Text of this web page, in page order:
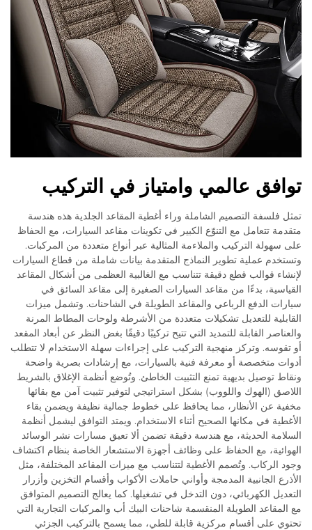
توافق عالمي وامتياز في التركيب
تمثل فلسفة التصميم الشاملة وراء أغطية المقاعد الجلدية هذه هندسة
متقدمة تتعامل مع التنوّع الكبير في تكوينات مقاعد السيارات، مع الحفاظ
على سهولة التركيب والملاءمة المثالية عبر أنواع متعددة من المركبات.
وتستخدم عملية تطوير النماذج المتقدمة بيانات شاملة من قطاع السيارات
لإنشاء قوالب قطع دقيقة تتناسب مع الغالبية العظمى من أشكال المقاعد
القياسية، بدءًا من مقاعد السيارات الصغيرة إلى مقاعد السائق في
سيارات الدفع الرباعي والمقاعد الطويلة في الشاحنات. وتشمل ميزات
القابلية للتعديل تشكيلات متعددة من الأشرطة ولوحات المطاط المرنة
والعناصر القابلة للتمديد التي تتيح تركيبًا دقيقًا بغض النظر عن أبعاد المقعد
أو تقوسه. وتركز منهجية التركيب على إجراءات سهلة الاستخدام لا تتطلب
أدوات متخصصة أو معرفة فنية بالسيارات، مع إرشادات بصرية واضحة
ونقاط توصيل بديهية تمنع التثبيت الخاطئ. وتُوضع أنظمة الإغلاق بالشريط
اللاصق (الهوك واللووب) بشكل استراتيجي لتوفير تثبيت آمن مع بقائها
مخفية عن الأنظار، مما يحافظ على خطوط جمالية نظيفة ويضمن بقاء
الأغطية في مكانها الصحيح أثناء الاستخدام. ويمتد التوافق ليشمل أنظمة
السلامة الحديثة، مع هندسة دقيقة تضمن ألا تعيق مسارات نشر الوسائد
الهوائية، مع الحفاظ على وظائف أجهزة الاستشعار الخاصة بنظام اكتشاف
وجود الركاب. وتُصمم الأغطية لتتناسب مع ميزات المقاعد المختلفة، مثل
الأذرع الجانبية المدمجة وأواني حاملات الأكواب وأقسام التخزين وأزرار
التعديل الكهربائي، دون التدخل في تشغيلها. كما يعالج التصميم المتوافق
مع المقاعد الطويلة المنقسمة شاحنات البيك أب والمركبات التجارية التي
تحتوي على أقسام مركزية قابلة للطي، مما يسمح بالتركيب الجزئي